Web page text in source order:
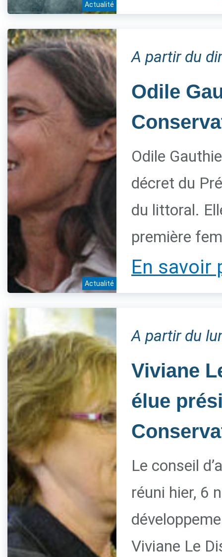
Actualité
Actualité
A partir du
Odile
Odile
décret du
du littoral.
première
En savoir
A partir du
Viviane
élue
Le conseil
réuni hier, 6
Viviane Le